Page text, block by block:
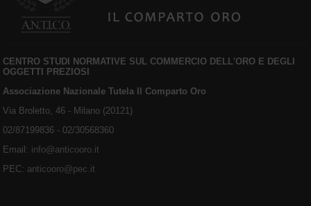
CENTRO STUDI NORMATIVE SUL COMMERCIO DELL'ORO E DEGLI
OGGETTI PREZIOSI
Associazione Nazionale Tutela Il Comparto Oro
Via Broletto, 46 - Milano (20121)
02/87199836 - 02/30568360
Email: info@anticooro.it
PEC: anticooro@pec.it